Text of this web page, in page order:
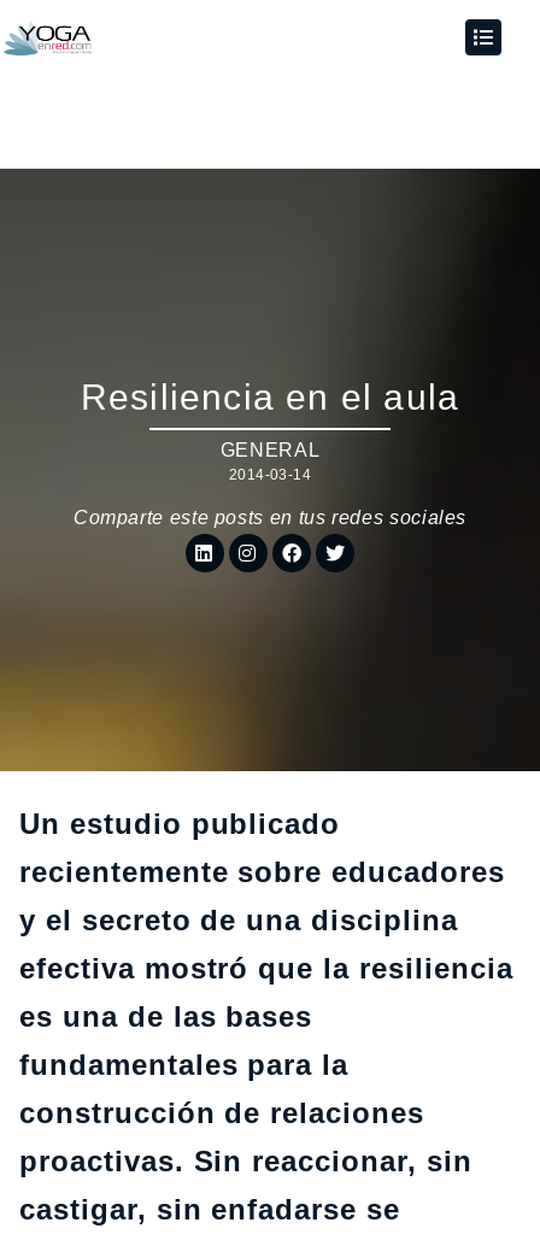
Resiliencia en el aula
GENERAL
2014-03-14
Comparte este posts en tus redes sociales
Un estudio publicado
recientemente sobre educadores
y el secreto de una disciplina
efectiva mostró que la resiliencia
es una de las bases
fundamentales para la
construcción de relaciones
proactivas. Sin reaccionar, sin
castigar, sin enfadarse se